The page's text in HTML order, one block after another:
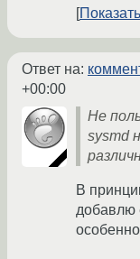
Ответ на:
+00:00
Не
sysmd
В
добавлю